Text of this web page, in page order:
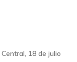
18 de julio